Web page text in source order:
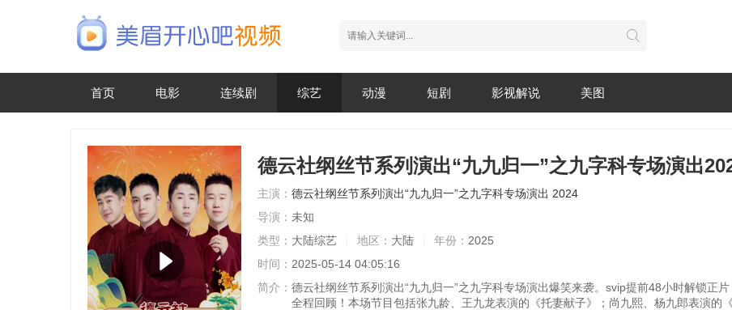
首页 电影 连续剧 综艺 动漫 短剧 影视解说 美图
德云社纲丝节系列演出“九九归一”之九字科专场演出
主演： 德云社纲丝节系列演出“九九归一”之九字科专场演出 2024
导演： 未知
类型： 大陆综艺 地区： 大陆 年份： 2025
时间： 2025-05-14 04:05:16
简介： 德云社纲丝节系列演出“九九归一”之九字科专场演出爆笑来袭。svip提前48小时解锁正
全程回顾！本场节目包括张九龄、王九龙表演的《托妻献子》；尚九熙、杨九郎表演的